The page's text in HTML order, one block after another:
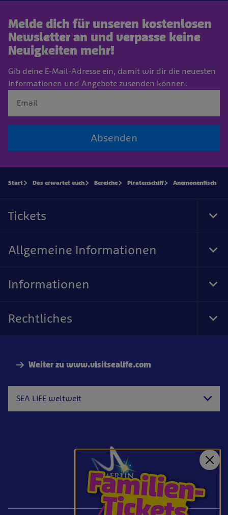
Anemonenfische leben, haben aber einen ganz
besonderen „persönlichen Pflege-Service“ - der
Anemonenfisch entfernt nämlich Geröll, Abfall und
Parasiten aus der Anemone.
Obwohl Anemonen eher Tier als Pflanze sind, betreiben
einige tatsächlich Photosynthese – sie nutzen das
Sonnenlicht zur Energiegewinnung.
Melde dich für unseren kostenlosen
Newsletter an und verpasse keine
Neuigkeiten mehr!
Gib deine E-Mail-Adresse ein, damit wir dir die neuesten
Informationen und Angebote zusenden können.
Absenden
Weiter zu www.visitsealife.com
SEA LIFE weltweit
Start Das erwartet euch Bereiche Piratenschiff Anemonenfisch
Tickets
Allgemeine Informationen
Informationen
Rechtliches